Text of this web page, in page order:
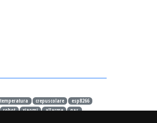
temperatura crepuscolare
esp8266
robot xiaomi allarme
gas